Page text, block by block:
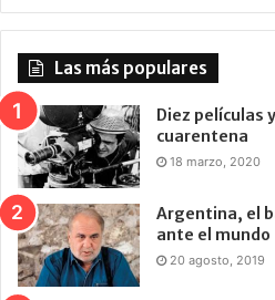
Las más populares
Diez películas
cuarentena
18 marzo, 2020
Argentina, el
ante el mundo
20 agosto, 2019